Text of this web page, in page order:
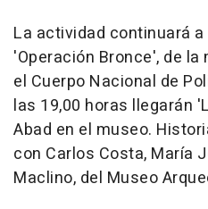
La actividad continuará
'Operación Bronce', de
el Cuerpo Nacional de
las 19,00 horas llegarán
Abad en el museo.
con Carlos Costa, María
Maclino, del Museo